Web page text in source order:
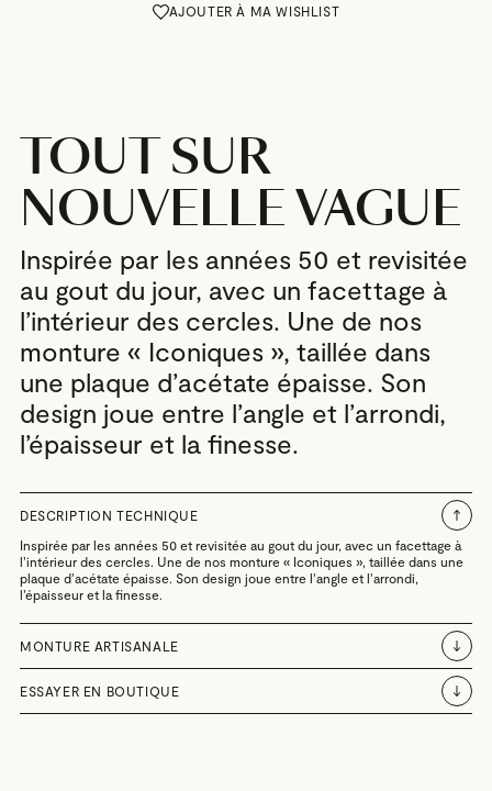
AJOUTER À MA WISHLIST
TOUT SUR
NOUVELLE VAGUE
Inspirée par les années 50 et revisitée
au gout du jour, avec un facettage à
l’intérieur des cercles. Une de nos
monture « Iconiques », taillée dans
une plaque d’acétate épaisse. Son
design joue entre l’angle et l’arrondi,
l’épaisseur et la finesse.
DESCRIPTION TECHNIQUE
Inspirée par les années 50 et revisitée au gout du jour, avec un facettage à
l’intérieur des cercles. Une de nos monture « Iconiques », taillée dans une
plaque d’acétate épaisse. Son design joue entre l’angle et l’arrondi,
l’épaisseur et la finesse.
MONTURE ARTISANALE
ESSAYER EN BOUTIQUE